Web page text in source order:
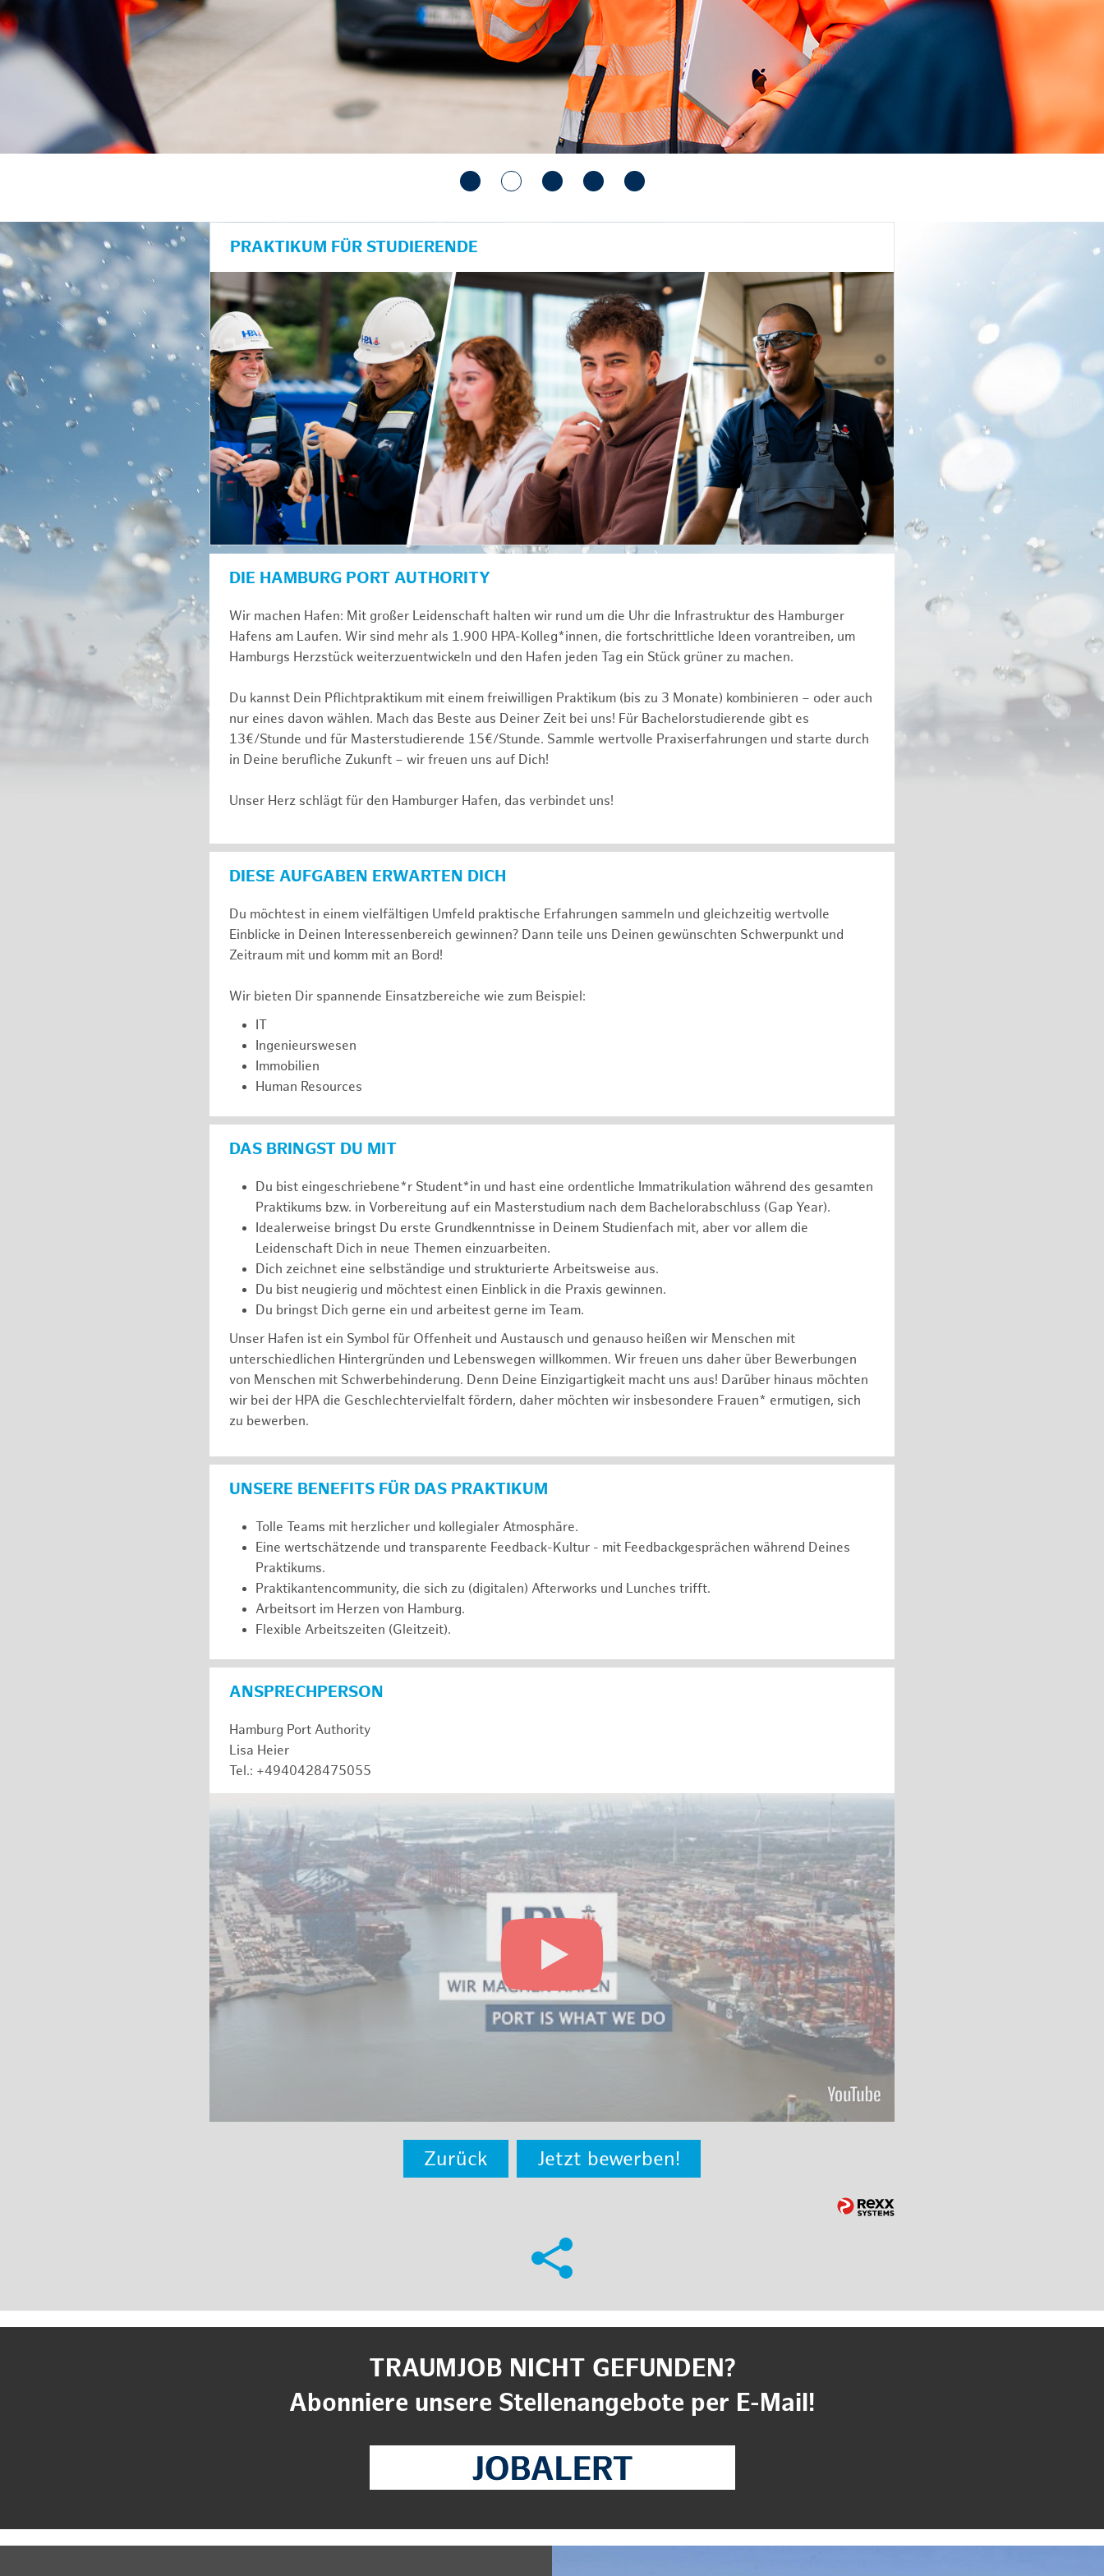
anzeigen/schließen
PRAKTIKUM FÜR STUDIERENDE
DIE HAMBURG PORT AUTHORITY
Wir machen Hafen: Mit großer Leidenschaft halten wir rund um die Uhr die Infrastruktur des Hamburger
Hafens am Laufen. Wir sind mehr als 1.900 HPA-Kolleg*innen, die fortschrittliche Ideen vorantreiben, um
Hamburgs Herzstück weiterzuentwickeln und den Hafen jeden Tag ein Stück grüner zu machen.
Du kannst Dein Pflichtpraktikum mit einem freiwilligen Praktikum (bis zu 3 Monate) kombinieren – oder auch
nur eines davon wählen. Mach das Beste aus Deiner Zeit bei uns! Für Bachelorstudierende gibt es
13€/Stunde und für Masterstudierende 15€/Stunde. Sammle wertvolle Praxiserfahrungen und starte durch
in Deine berufliche Zukunft – wir freuen uns auf Dich!
Unser Herz schlägt für den Hamburger Hafen, das verbindet uns!
DIESE AUFGABEN ERWARTEN DICH
Du möchtest in einem vielfältigen Umfeld praktische Erfahrungen sammeln und gleichzeitig wertvolle
Einblicke in Deinen Interessenbereich gewinnen? Dann teile uns Deinen gewünschten Schwerpunkt und
Zeitraum mit und komm mit an Bord!
Wir bieten Dir spannende Einsatzbereiche wie zum Beispiel:
IT
Ingenieurswesen
Immobilien
Human Resources
DAS BRINGST DU MIT
Du bist eingeschriebene*r Student*in und hast eine ordentliche Immatrikulation während des gesamten
Praktikums bzw. in Vorbereitung auf ein Masterstudium nach dem Bachelorabschluss (Gap Year).
Idealerweise bringst Du erste Grundkenntnisse in Deinem Studienfach mit, aber vor allem die
Leidenschaft Dich in neue Themen einzuarbeiten.
Dich zeichnet eine selbständige und strukturierte Arbeitsweise aus.
Du bist neugierig und möchtest einen Einblick in die Praxis gewinnen.
Du bringst Dich gerne ein und arbeitest gerne im Team.
Unser Hafen ist ein Symbol für Offenheit und Austausch und genauso heißen wir Menschen mit
unterschiedlichen Hintergründen und Lebenswegen willkommen. Wir freuen uns daher über Bewerbungen
von Menschen mit Schwerbehinderung. Denn Deine Einzigartigkeit macht uns aus! Darüber hinaus möchten
wir bei der HPA die Geschlechtervielfalt fördern, daher möchten wir insbesondere Frauen* ermutigen, sich
zu bewerben.
UNSERE BENEFITS FÜR DAS PRAKTIKUM
Tolle Teams mit herzlicher und kollegialer Atmosphäre.
Eine wertschätzende und transparente Feedback-Kultur - mit Feedbackgesprächen während Deines
Praktikums.
Praktikantencommunity, die sich zu (digitalen) Afterworks und Lunches trifft.
Arbeitsort im Herzen von Hamburg.
Flexible Arbeitszeiten (Gleitzeit).
ANSPRECHPERSON
Hamburg Port Authority
Lisa Heier
Tel.: +4940428475055
Zurück Jetzt bewerben!
TRAUMJOB NICHT GEFUNDEN?
Abonniere unsere Stellenangebote per E-Mail!